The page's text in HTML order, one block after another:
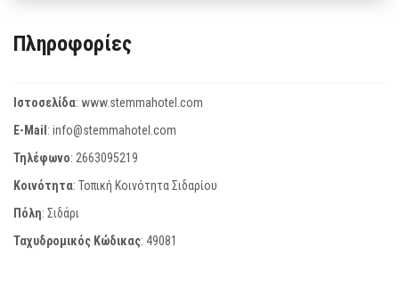
Πληροφορίες
Ιστοσελίδα: www.stemmahotel.com
E-Mail: info@stemmahotel.com
Τηλέφωνο: 2663095219
Κοινότητα: Τοπική Κοινότητα Σιδαρίου
Πόλη: Σιδάρι
Ταχυδρομικός Κώδικας: 49081